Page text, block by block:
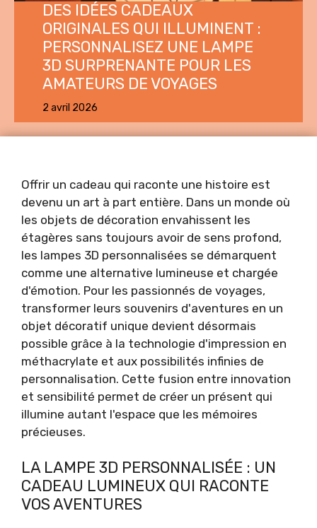
DES IDÉES CADEAUX
ORIGINALES QUI ILLUMINENT :
PERSONNALISEZ UNE LAMPE
3D SURPRENANTE POUR LES
AMATEURS DE VOYAGES
2 avril 2026
Offrir un cadeau qui raconte une histoire est
devenu un art à part entière. Dans un monde où
les objets de décoration envahissent les
étagères sans toujours avoir de sens profond,
les lampes 3D personnalisées se démarquent
comme une alternative lumineuse et chargée
d'émotion. Pour les passionnés de voyages,
transformer leurs souvenirs d'aventures en un
objet décoratif unique devient désormais
possible grâce à la technologie d'impression en
méthacrylate et aux possibilités infinies de
personnalisation. Cette fusion entre innovation
et sensibilité permet de créer un présent qui
illumine autant l'espace que les mémoires
précieuses.
LA LAMPE 3D PERSONNALISÉE : UN
CADEAU LUMINEUX QUI RACONTE
VOS AVENTURES